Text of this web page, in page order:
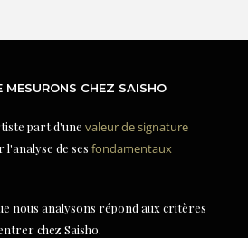
MESURONS CHEZ SAISHO
part d'une valeur de signature
de ses fondamentaux
nous analysons répond aux critères
chez Saisho.